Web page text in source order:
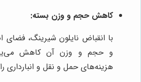
کاهش حجم و وزن بسته:
با انقباض نایلون شیرینگ،
و حجم و وزن آن کاهش
هزینه‌های حمل و نقل و